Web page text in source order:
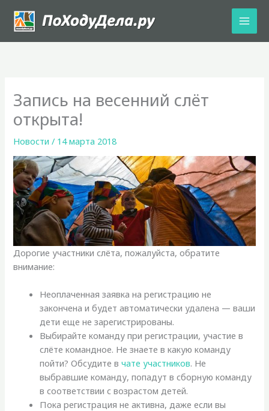
содержимому
Запись на весенний слёт
открыта!
Новости / 14 марта 2018
Дорогие участники слёта, пожалуйста, обратите
внимание:
Неоплаченная заявка на регистрацию не
закончена и будет автоматически удалена — ваши
дети еще не зарегистрированы.
Выбирайте команду при регистрации, участие в
слёте командное. Не знаете в какую команду
пойти? Обсудите вчате участников. Не
выбравшие команду, попадут в сборную команду
в соответствии с возрастом детей.
Пока регистрация не активна, даже если вы